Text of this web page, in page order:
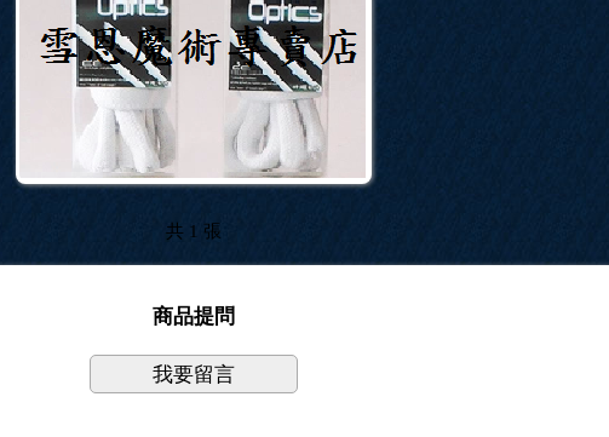
共 1 張
商品提問
我要留言